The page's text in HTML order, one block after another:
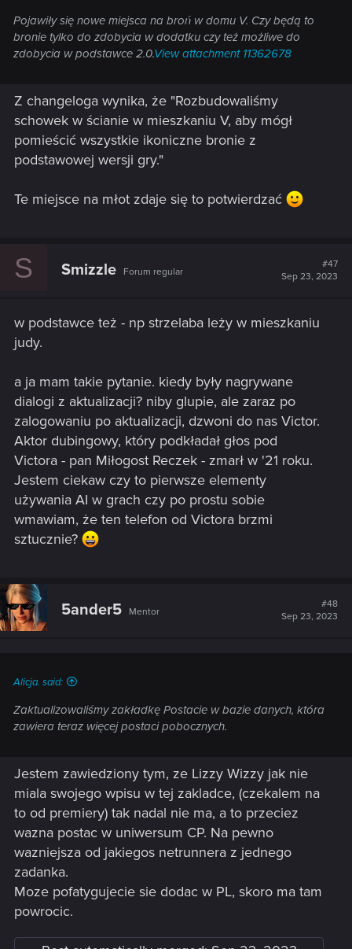
Pojawiły się nowe miejsca na broń w domu V. Czy będą to
bronie tylko do zdobycia w dodatku czy też możliwe do
zdobycia w podstawce 2.0.View attachment 11362678
Z changeloga wynika, że "Rozbudowaliśmy
schowek w ścianie w mieszkaniu V, aby mógł
pomieścić wszystkie ikoniczne bronie z
podstawowej wersji gry."
Te miejsce na młot zdaje się to potwierdzać
S Smizzle Forum regular
#47
Sep 23, 2023
w podstawce też - np strzelaba leży w mieszkaniu
judy.
a ja mam takie pytanie. kiedy były nagrywane
dialogi z aktualizacji? niby glupie, ale zaraz po
zalogowaniu po aktualizacji, dzwoni do nas Victor.
Aktor dubingowy, który podkładał głos pod
Victora - pan Miłogost Reczek - zmarł w '21 roku.
Jestem ciekaw czy to pierwsze elementy
używania AI w grach czy po prostu sobie
wmawiam, że ten telefon od Victora brzmi
sztucznie?
5ander5 Mentor
#48
Sep 23, 2023
Alicja. said:
Zaktualizowaliśmy zakładkę Postacie w bazie danych, która
zawiera teraz więcej postaci pobocznych.
Jestem zawiedziony tym, ze Lizzy Wizzy jak nie
miala swojego wpisu w tej zakladce, (czekalem na
to od premiery) tak nadal nie ma, a to przeciez
wazna postac w uniwersum CP. Na pewno
wazniejsza od jakiegos netrunnera z jednego
zadanka.
Moze pofatygujecie sie dodac w PL, skoro ma tam
powrocic.